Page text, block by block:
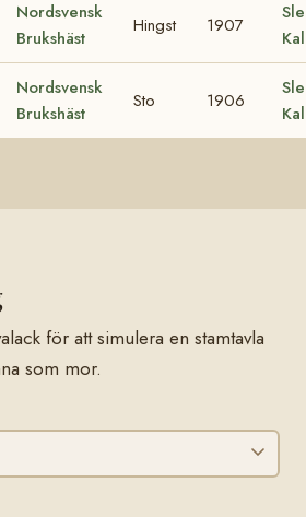
Nordsvensk
Brukshäst
Hingst 1907
Nordsvensk
Brukshäst
Sto 1906
för att simulera en stamtavla
som mor.